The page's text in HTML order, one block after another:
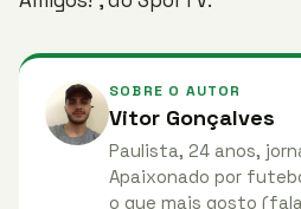
SOBRE O AUTOR
Vitor Gonçalves
Paulista, 24 anos,
Apaixonado por
o que mais gosto